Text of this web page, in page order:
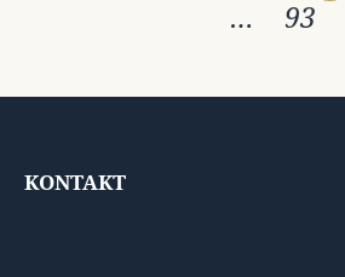
…
93
KONTAKT